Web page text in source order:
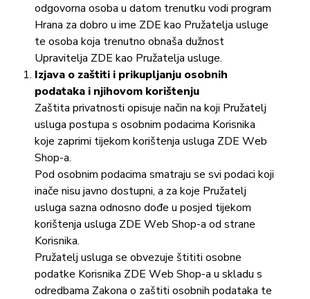
odgovorna osoba u datom trenutku vodi program
Hrana za dobro u ime ZDE kao Pružatelja usluge
te osoba koja trenutno obnaša dužnost
Upravitelja ZDE kao Pružatelja usluge.
Izjava o zaštiti i prikupljanju osobnih
podataka i njihovom korištenju
Zaštita privatnosti opisuje način na koji Pružatelj
usluga postupa s osobnim podacima Korisnika
koje zaprimi tijekom korištenja usluga ZDE Web
Shop-a.
Pod osobnim podacima smatraju se svi podaci koji
inače nisu javno dostupni, a za koje Pružatelj
usluga sazna odnosno dođe u posjed tijekom
korištenja usluga ZDE Web Shop-a od strane
Korisnika.
Pružatelj usluga se obvezuje štititi osobne
podatke Korisnika ZDE Web Shop-a u skladu s
odredbama Zakona o zaštiti osobnih podataka te